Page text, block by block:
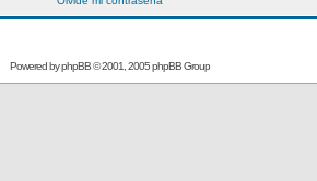
Powered byphpBB© 2001, 2005 phpBB Group